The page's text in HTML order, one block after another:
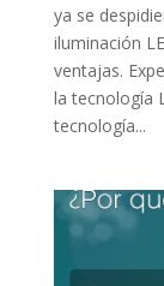
ya se
iluminación
ventajas.
la tecnología
tecnología...